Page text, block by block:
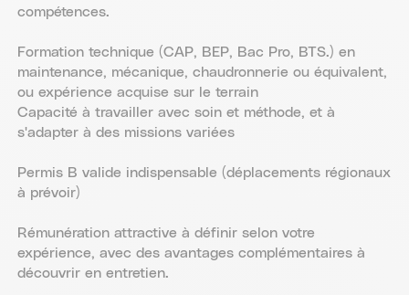
compétences.
Formation technique (CAP, BEP, Bac Pro, BTS.) en
maintenance, mécanique, chaudronnerie ou équivalent,
ou expérience acquise sur le terrain
Capacité à travailler avec soin et méthode, et à
s'adapter à des missions variées
Permis B valide indispensable (déplacements régionaux
à prévoir)
Rémunération attractive à définir selon votre
expérience, avec des avantages complémentaires à
découvrir en entretien.